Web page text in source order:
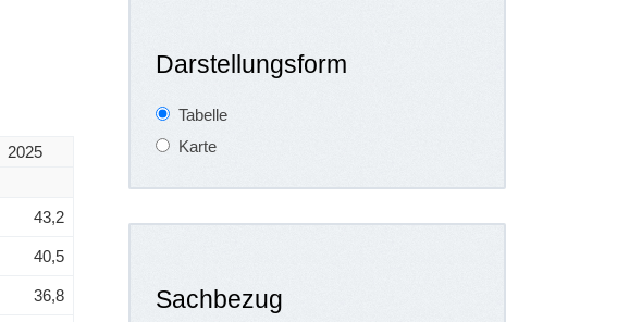
2025
43,2
40,5
36,8
Darstellungsform
Tabelle
Karte
Sachbezug